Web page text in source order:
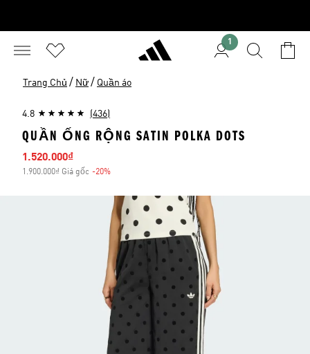
1
Trang Chủ / Nữ / Quần áo
4.8 (436)
QUẦN ỐNG RỘNG SATIN POLKA DOTS
Giá bán
1.520.000₫
1.900.000₫ Giá gốc -20%